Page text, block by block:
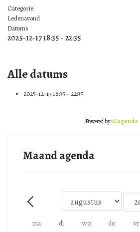
Categorie
Ledenavond
Datums
2025-12-1718:35 -22:35
Alle datums
2025-12-1718:35 - 22:35
Powered byiCagenda
Maand agenda
Vorige - Maand
ma di wo do vr